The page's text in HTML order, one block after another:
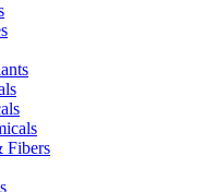
Fibers